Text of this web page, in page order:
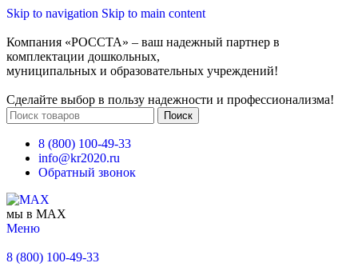
Skip to navigation Skip to main content
Компания «РОССТА» – ваш надежный партнер в
комплектации дошкольных,
муниципальных и образовательных учреждений!
Сделайте выбор в пользу надежности и профессионализма!
Поиск
8 (800) 100-49-33
info@kr2020.ru
Обратный звонок
мы в MAX
Меню
8 (800) 100-49-33